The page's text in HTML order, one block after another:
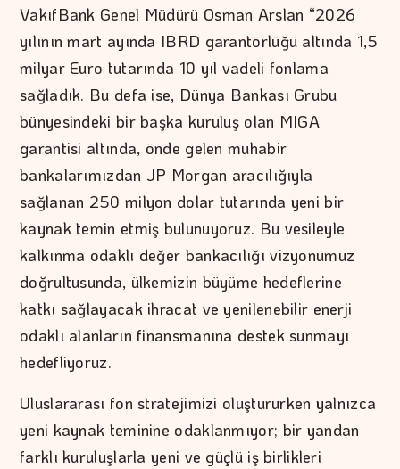
VakıfBank Genel Müdürü Osman Arslan “2026
yılının mart ayında IBRD garantörlüğü altında 1,5
milyar Euro tutarında 10 yıl vadeli fonlama
sağladık. Bu defa ise, Dünya Bankası Grubu
bünyesindeki bir başka kuruluş olan MIGA
garantisi altında, önde gelen muhabir
bankalarımızdan JP Morgan aracılığıyla
sağlanan 250 milyon dolar tutarında yeni bir
kaynak temin etmiş bulunuyoruz. Bu vesileyle
kalkınma odaklı değer bankacılığı vizyonumuz
doğrultusunda, ülkemizin büyüme hedeflerine
katkı sağlayacak ihracat ve yenilenebilir enerji
odaklı alanların finansmanına destek sunmayı
hedefliyoruz.
Uluslararası fon stratejimizi oluştururken yalnızca
yeni kaynak teminine odaklanmıyor; bir yandan
farklı kuruluşlarla yeni ve güçlü iş birlikleri